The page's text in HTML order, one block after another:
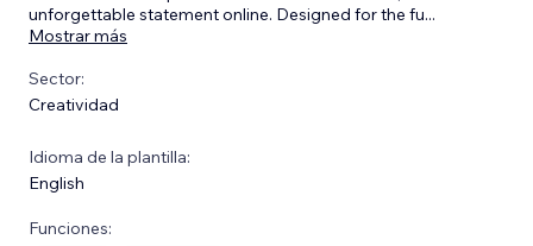
unforgettable statement online. Designed for the fu...
Mostrar más
Sector:
Creatividad
Idioma de la plantilla:
English
Funciones: